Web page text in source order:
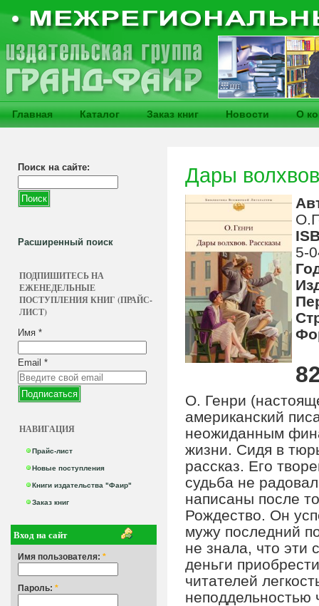
Главная Каталог Заказ книг Новости О
Поиск на сайте:
Расширенный поиск
ПОДПИШИТЕСЬ НА
ЕЖЕНЕДЕЛЬНЫЕ
ПОСТУПЛЕНИЯ КНИГ (ПРАЙС-
ЛИСТ)
Имя *
Email *
НАВИГАЦИЯ
Прайс-лист
Новые поступления
Книги издательства "Фаир"
Заказ книг
Вход на сайт
Имя пользователя: *
Пароль: *
Дары
5-
О. Генри
американский
неожиданным
жизни. Сидя в
рассказ. Его
судьба не
написаны после
Рождество. Он
мужу последний
не знала, что
деньги
читателей
неподдельностью